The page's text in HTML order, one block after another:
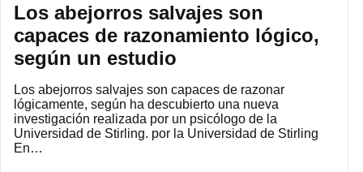
Los abejorros salvajes son
capaces de razonamiento lógico,
según un estudio
Los abejorros salvajes son capaces de razonar
lógicamente, según ha descubierto una nueva
investigación realizada por un psicólogo de la
Universidad de Stirling. por la Universidad de Stirling
En…